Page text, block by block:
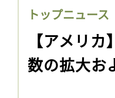
トップニュース
【アメリ
数の拡大お